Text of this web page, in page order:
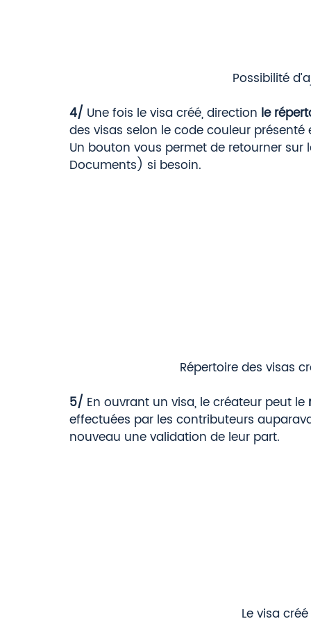
Possibilité
4/ Une fois le visa créé, direction le
des visas selon le code couleur présenté
Un bouton vous permet de retourner
Documents) si besoin.
Répertoire des visas
5/ En ouvrant un visa, le créateur peut le
effectuées par les contributeurs
nouveau une validation de leur part.
Le visa